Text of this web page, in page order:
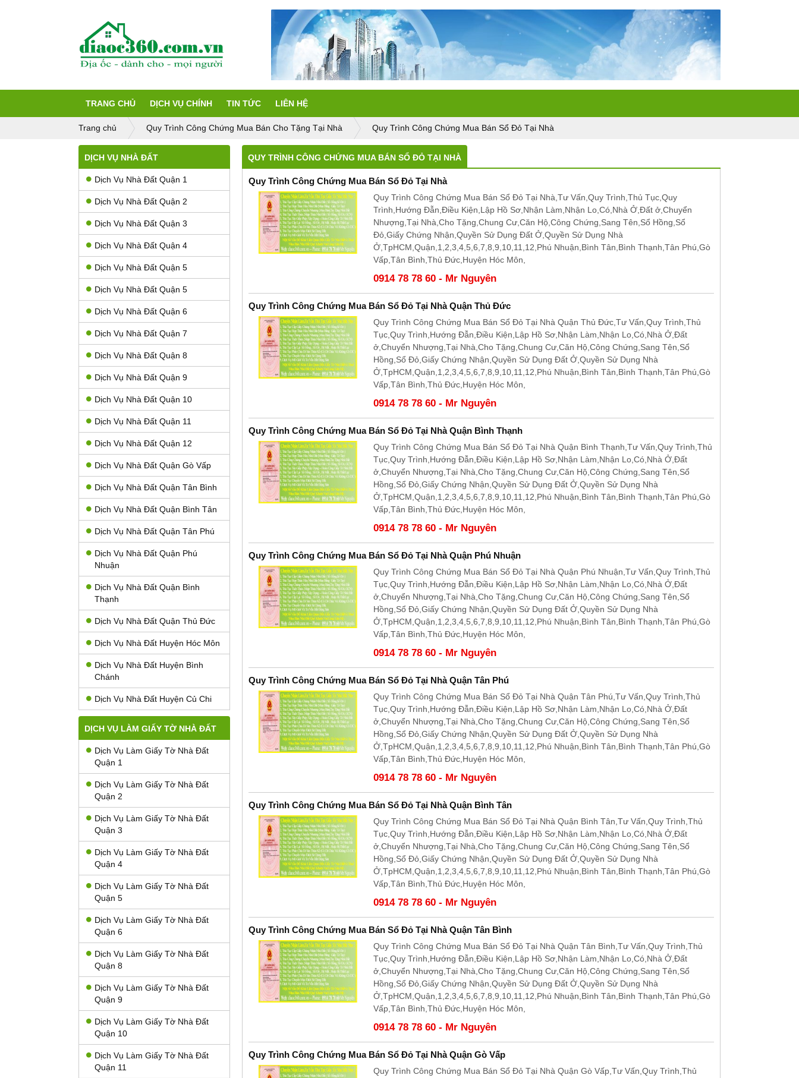
TRANG CHỦ DỊCH VỤ CHÍNH TIN TỨC LIÊN HỆ
Trang chủ Quy Trình Công Chứng Mua Bán Cho Tặng Tại Nhà Quy Trình Công Chứng Mua Bán Sổ Đỏ Tại Nhà
DỊCH VỤ NHÀ ĐẤT
Dịch Vụ Nhà Đất Quận 1
Dịch Vụ Nhà Đất Quận 2
Dịch Vụ Nhà Đất Quận 3
Dịch Vụ Nhà Đất Quận 4
Dịch Vụ Nhà Đất Quận 5
Dịch Vụ Nhà Đất Quận 5
Dịch Vụ Nhà Đất Quận 6
Dịch Vụ Nhà Đất Quận 7
Dịch Vụ Nhà Đất Quận 8
Dịch Vụ Nhà Đất Quận 9
Dịch Vụ Nhà Đất Quận 10
Dịch Vụ Nhà Đất Quận 11
Dịch Vụ Nhà Đất Quận 12
Dịch Vụ Nhà Đất Quận Gò Vấp
Dịch Vụ Nhà Đất Quận Tân Bình
Dịch Vụ Nhà Đất Quận Bình Tân
Dịch Vụ Nhà Đất Quận Tân Phú
Dịch Vụ Nhà Đất Quận Phú
Nhuận
Dịch Vụ Nhà Đất Quận Bình
Thạnh
Dịch Vụ Nhà Đất Quận Thủ Đức
Dịch Vụ Nhà Đất Huyện Hóc Môn
Dịch Vụ Nhà Đất Huyện Bình
Chánh
Dịch Vụ Nhà Đất Huyện Củ Chi
DỊCH VỤ LÀM GIẤY TỜ NHÀ ĐẤT
Dịch Vụ Làm Giấy Tờ Nhà Đất
Quận 1
Dịch Vụ Làm Giấy Tờ Nhà Đất
Quận 2
Dịch Vụ Làm Giấy Tờ Nhà Đất
Quận 3
Dịch Vụ Làm Giấy Tờ Nhà Đất
Quận 4
Dịch Vụ Làm Giấy Tờ Nhà Đất
Quận 5
Dịch Vụ Làm Giấy Tờ Nhà Đất
Quận 6
Dịch Vụ Làm Giấy Tờ Nhà Đất
Quận 8
Dịch Vụ Làm Giấy Tờ Nhà Đất
Quận 9
Dịch Vụ Làm Giấy Tờ Nhà Đất
Quận 10
Dịch Vụ Làm Giấy Tờ Nhà Đất
Quận 11
QUY TRÌNH CÔNG CHỨNG MUA BÁN SỔ ĐỎ TẠI NHÀ
Quy Trình Công Chứng Mua Bán Sổ Đỏ Tại Nhà
Quy Trình Công Chứng Mua Bán Sổ Đỏ Tại Nhà,Tư Vấn,Quy Trình,Thủ Tục,Quy
Trình,Hướng Đẫn,Điều Kiện,Lập Hồ Sơ,Nhận Làm,Nhận Lo,Có,Nhà Ở,Đất ở,Chuyển
Nhượng,Tại Nhà,Cho Tặng,Chung Cư,Căn Hộ,Công Chứng,Sang Tên,Sổ Hồng,Sổ
Đỏ,Giấy Chứng Nhận,Quyền Sử Dụng Đất Ở,Quyền Sử Dụng Nhà
Ở,TpHCM,Quận,1,2,3,4,5,6,7,8,9,10,11,12,Phú Nhuận,Bình Tân,Bình Thạnh,Tân Phú,Gò
Vấp,Tân Bình,Thủ Đức,Huyện Hóc Môn,
0914 78 78 60 - Mr Nguyên
Quy Trình Công Chứng Mua Bán Sổ Đỏ Tại Nhà Quận Thủ Đức
Quy Trình Công Chứng Mua Bán Sổ Đỏ Tại Nhà Quận Thủ Đức,Tư Vấn,Quy Trình,Thủ
Tục,Quy Trình,Hướng Đẫn,Điều Kiện,Lập Hồ Sơ,Nhận Làm,Nhận Lo,Có,Nhà Ở,Đất
ở,Chuyển Nhượng,Tại Nhà,Cho Tặng,Chung Cư,Căn Hộ,Công Chứng,Sang Tên,Sổ
Hồng,Sổ Đỏ,Giấy Chứng Nhận,Quyền Sử Dụng Đất Ở,Quyền Sử Dụng Nhà
Ở,TpHCM,Quận,1,2,3,4,5,6,7,8,9,10,11,12,Phú Nhuận,Bình Tân,Bình Thạnh,Tân Phú,Gò
Vấp,Tân Bình,Thủ Đức,Huyện Hóc Môn,
0914 78 78 60 - Mr Nguyên
Quy Trình Công Chứng Mua Bán Sổ Đỏ Tại Nhà Quận Bình Thạnh
Quy Trình Công Chứng Mua Bán Sổ Đỏ Tại Nhà Quận Bình Thạnh,Tư Vấn,Quy Trình,Thủ
Tục,Quy Trình,Hướng Đẫn,Điều Kiện,Lập Hồ Sơ,Nhận Làm,Nhận Lo,Có,Nhà Ở,Đất
ở,Chuyển Nhượng,Tại Nhà,Cho Tặng,Chung Cư,Căn Hộ,Công Chứng,Sang Tên,Sổ
Hồng,Sổ Đỏ,Giấy Chứng Nhận,Quyền Sử Dụng Đất Ở,Quyền Sử Dụng Nhà
Ở,TpHCM,Quận,1,2,3,4,5,6,7,8,9,10,11,12,Phú Nhuận,Bình Tân,Bình Thạnh,Tân Phú,Gò
Vấp,Tân Bình,Thủ Đức,Huyện Hóc Môn,
0914 78 78 60 - Mr Nguyên
Quy Trình Công Chứng Mua Bán Sổ Đỏ Tại Nhà Quận Phú Nhuận
Quy Trình Công Chứng Mua Bán Sổ Đỏ Tại Nhà Quận Phú Nhuận,Tư Vấn,Quy Trình,Thủ
Tục,Quy Trình,Hướng Đẫn,Điều Kiện,Lập Hồ Sơ,Nhận Làm,Nhận Lo,Có,Nhà Ở,Đất
ở,Chuyển Nhượng,Tại Nhà,Cho Tặng,Chung Cư,Căn Hộ,Công Chứng,Sang Tên,Sổ
Hồng,Sổ Đỏ,Giấy Chứng Nhận,Quyền Sử Dụng Đất Ở,Quyền Sử Dụng Nhà
Ở,TpHCM,Quận,1,2,3,4,5,6,7,8,9,10,11,12,Phú Nhuận,Bình Tân,Bình Thạnh,Tân Phú,Gò
Vấp,Tân Bình,Thủ Đức,Huyện Hóc Môn,
0914 78 78 60 - Mr Nguyên
Quy Trình Công Chứng Mua Bán Sổ Đỏ Tại Nhà Quận Tân Phú
Quy Trình Công Chứng Mua Bán Sổ Đỏ Tại Nhà Quận Tân Phú,Tư Vấn,Quy Trình,Thủ
Tục,Quy Trình,Hướng Đẫn,Điều Kiện,Lập Hồ Sơ,Nhận Làm,Nhận Lo,Có,Nhà Ở,Đất
ở,Chuyển Nhượng,Tại Nhà,Cho Tặng,Chung Cư,Căn Hộ,Công Chứng,Sang Tên,Sổ
Hồng,Sổ Đỏ,Giấy Chứng Nhận,Quyền Sử Dụng Đất Ở,Quyền Sử Dụng Nhà
Ở,TpHCM,Quận,1,2,3,4,5,6,7,8,9,10,11,12,Phú Nhuận,Bình Tân,Bình Thạnh,Tân Phú,Gò
Vấp,Tân Bình,Thủ Đức,Huyện Hóc Môn,
0914 78 78 60 - Mr Nguyên
Quy Trình Công Chứng Mua Bán Sổ Đỏ Tại Nhà Quận Bình Tân
Quy Trình Công Chứng Mua Bán Sổ Đỏ Tại Nhà Quận Bình Tân,Tư Vấn,Quy Trình,Thủ
Tục,Quy Trình,Hướng Đẫn,Điều Kiện,Lập Hồ Sơ,Nhận Làm,Nhận Lo,Có,Nhà Ở,Đất
ở,Chuyển Nhượng,Tại Nhà,Cho Tặng,Chung Cư,Căn Hộ,Công Chứng,Sang Tên,Sổ
Hồng,Sổ Đỏ,Giấy Chứng Nhận,Quyền Sử Dụng Đất Ở,Quyền Sử Dụng Nhà
Ở,TpHCM,Quận,1,2,3,4,5,6,7,8,9,10,11,12,Phú Nhuận,Bình Tân,Bình Thạnh,Tân Phú,Gò
Vấp,Tân Bình,Thủ Đức,Huyện Hóc Môn,
0914 78 78 60 - Mr Nguyên
Quy Trình Công Chứng Mua Bán Sổ Đỏ Tại Nhà Quận Tân Bình
Quy Trình Công Chứng Mua Bán Sổ Đỏ Tại Nhà Quận Tân Bình,Tư Vấn,Quy Trình,Thủ
Tục,Quy Trình,Hướng Đẫn,Điều Kiện,Lập Hồ Sơ,Nhận Làm,Nhận Lo,Có,Nhà Ở,Đất
ở,Chuyển Nhượng,Tại Nhà,Cho Tặng,Chung Cư,Căn Hộ,Công Chứng,Sang Tên,Sổ
Hồng,Sổ Đỏ,Giấy Chứng Nhận,Quyền Sử Dụng Đất Ở,Quyền Sử Dụng Nhà
Ở,TpHCM,Quận,1,2,3,4,5,6,7,8,9,10,11,12,Phú Nhuận,Bình Tân,Bình Thạnh,Tân Phú,Gò
Vấp,Tân Bình,Thủ Đức,Huyện Hóc Môn,
0914 78 78 60 - Mr Nguyên
Quy Trình Công Chứng Mua Bán Sổ Đỏ Tại Nhà Quận Gò Vấp
Quy Trình Công Chứng Mua Bán Sổ Đỏ Tại Nhà Quận Gò Vấp,Tư Vấn,Quy Trình,Thủ